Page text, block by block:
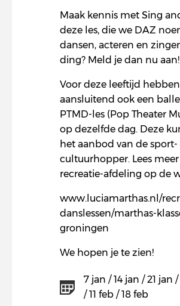
Maak kennis met Sing
deze les, die we DAZ
dansen, acteren en
ding? Meld je dan nu aan!
Voor deze leeftijd
aansluitend ook een
PTMD-les (Pop Theater
op dezelfde dag. Deze
het aanbod van de sport-
cultuurhopper. Lees
recreatie-afdeling op de
www.luciamarthas.nl/
danslessen/marthas-
groningen
We hopen je te zien!
7 jan / 14 jan / 21 jan
/ 11 feb / 18 feb